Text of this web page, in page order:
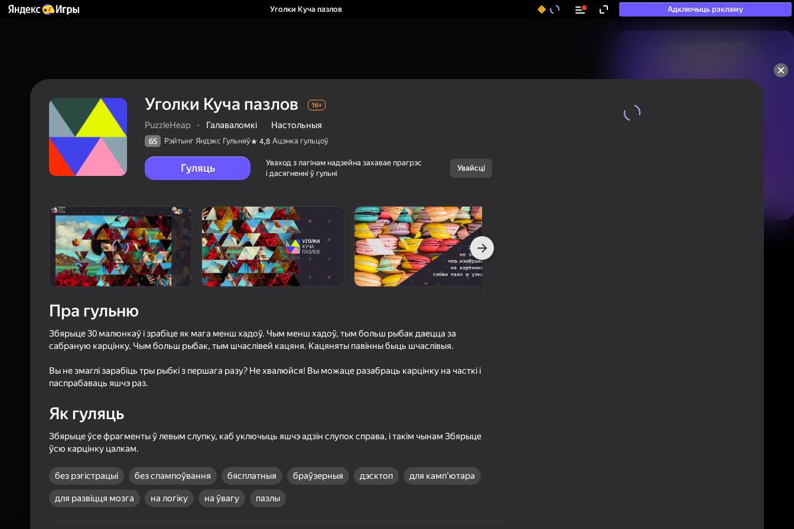
Уголки Куча пазлов Адключыць рэкламу
50+ тап-гульняў, у якія
гуляюць нават тыя, хто
пазлов
PuzzleHeap
Галаваломкі
Настольныя
65 Рэйтынг Яндэкс Гульняў
4,8 Ацэнка гульцоў
Уголки Куча пазлов 16+
PuzzleHeap · Галаваломкі Настольныя
65 Рэйтынг Яндэкс Гульняў 4,8 Ацэнка гульцоў
Гуляць
Уваход з лагінам надзейна захавае прагрэс
і дасягненні ў гульні
Увайсці
Пра гульню
Збярыце 30 малюнкаў і зрабіце як мага менш хадоў. Чым менш хадоў, тым больш рыбак даецца за
сабраную карцінку. Чым больш рыбак, тым шчаслівей кацяня. Кацяняты павінны быць шчаслівыя.
Вы не змаглі зарабіць тры рыбкі з першага разу? Не хвалюйся! Вы можаце разабраць карцінку на часткі і
паспрабаваць яшчэ раз.
Як гуляць
Збярыце ўсе фрагменты ў левым слупку, каб уключыць яшчэ адзін слупок справа, і такім чынам Збярыце
ўсю карцінку цалкам.
без рэгістрацыі без спампоўвання бясплатныя браўзерныя дэсктоп для камп’ютара
для развіцця мозга на логіку на ўвагу пазлы